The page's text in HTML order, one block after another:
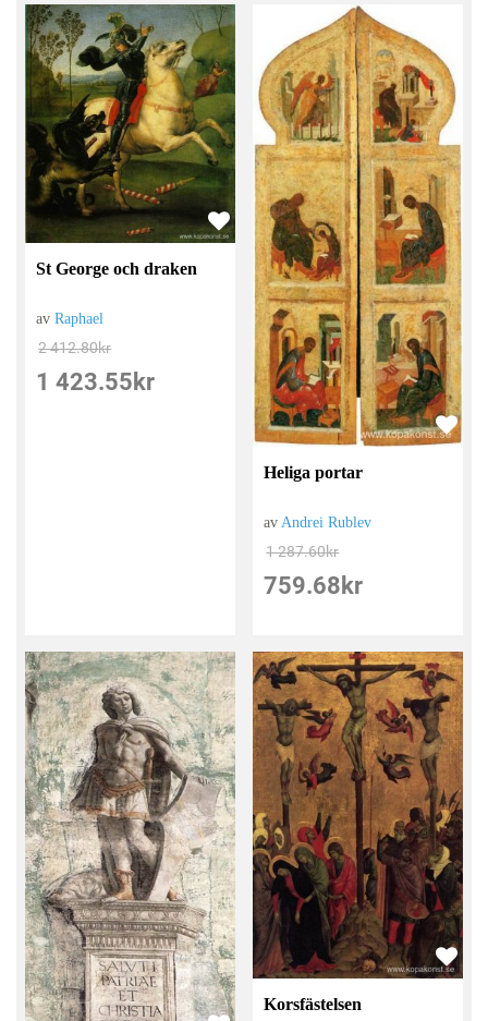
St George och draken
avRaphael
2 412.80kr
1 423.55 kr
Heliga portar
avAndrei Rublev
1 287.60kr
759.68 kr
Korsfästelsen